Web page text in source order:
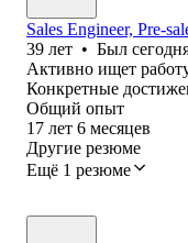
Sales Engineer, Pre-
39 лет • Был
Активно ищет
Конкретные
Общий опыт
17 лет 6 месяцев
Другие резюме
Ещё 1 резюме